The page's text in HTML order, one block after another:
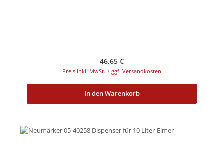
Regulärer Preis:
46,65 €
Preis inkl. MwSt. + ggf. Versandkosten
In den Warenkorb